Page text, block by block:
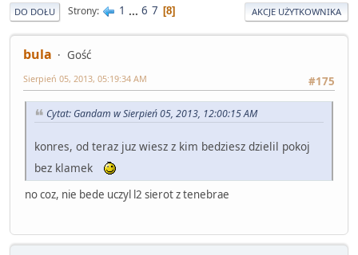
DO DOŁU Strony 1 ... 6 7 8 AKCJE UŻYTKOWNIKA
bula
Gość
#175
Sierpień 05, 2013, 05:19:34 AM
Cytat: Gandam w Sierpień 05, 2013, 12:00:15 AM
konres, od teraz juz wiesz z kim bedziesz dzielil pokoj
bez klamek
no coz, nie bede uczyl l2 sierot z tenebrae